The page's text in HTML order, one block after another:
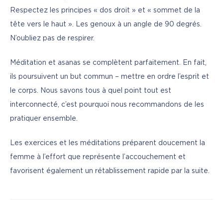
Respectez les principes « dos droit » et « sommet de la
tête vers le haut ». Les genoux à un angle de 90 degrés.
N’oubliez pas de respirer.
Méditation et asanas se complètent parfaitement. En fait,
ils poursuivent un but commun – mettre en ordre l’esprit et
le corps. Nous savons tous à quel point tout est
interconnecté, c’est pourquoi nous recommandons de les
pratiquer ensemble.
Les exercices et les méditations préparent doucement la
femme à l’effort que représente l’accouchement et
favorisent également un rétablissement rapide par la suite.